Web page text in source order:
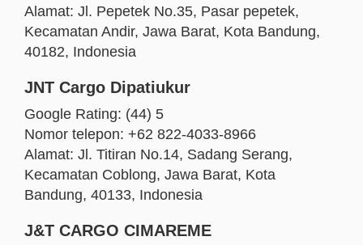
Alamat: Jl. Pepetek No.35, Pasar pepetek,
Kecamatan Andir, Jawa Barat, Kota Bandung,
40182, Indonesia
JNT Cargo Dipatiukur
Google Rating: (44) 5
Nomor telepon: +62 822-4033-8966
Alamat: Jl. Titiran No.14, Sadang Serang,
Kecamatan Coblong, Jawa Barat, Kota
Bandung, 40133, Indonesia
J&T CARGO CIMAREME